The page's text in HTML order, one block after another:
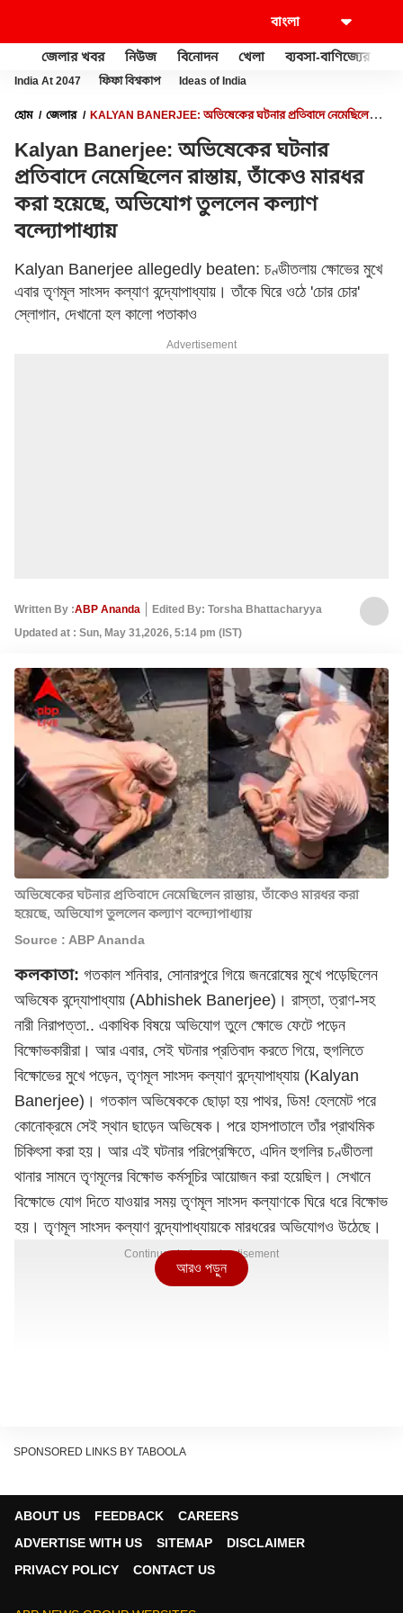
জেলার খবর নিউজ বিনোদন খেলা ব্যবসা-বাণিজ্যের
India At 2047 ফিফা বিশ্বকাপ Ideas of India
হোম জেলার
KALYAN BANERJEE: অভিষেকের ঘটনার প্রতিবাদে নেমেছিলেন
Kalyan Banerjee: অভিষেকের ঘটনার
প্রতিবাদে নেমেছিলেন রাস্তায়, তাঁকেও মারধর
করা হয়েছে, অভিযোগ তুললেন কল্যাণ
বন্দ্যোপাধ্যায়
Kalyan Banerjee allegedly beaten: চণ্ডীতলায় ক্ষোভের মুখে
এবার তৃণমূল সাংসদ কল্যাণ বন্দ্যোপাধ্যায়। তাঁকে ঘিরে ওঠে 'চোর চোর'
স্লোগান, দেখানো হল কালো পতাকাও
Advertisement
Written By :ABP Ananda
Edited By: Torsha Bhattacharyya
Updated at : Sun, May 31,2026, 5:14 pm (IST)
অভিষেকের ঘটনার প্রতিবাদে নেমেছিলেন রাস্তায়, তাঁকেও মারধর করা
হয়েছে, অভিযোগ তুললেন কল্যাণ বন্দ্যোপাধ্যায়
Source : ABP Ananda
কলকাতা: গতকাল শনিবার, সোনারপুরে গিয়ে জনরোষের মুখে পড়েছিলেন
অভিষেক বন্দ্যোপাধ্যায় (Abhishek Banerjee)। রাস্তা, ত্রাণ-সহ
নারী নিরাপত্তা.. একাধিক বিষয়ে অভিযোগ তুলে ক্ষোভে ফেটে পড়েন
বিক্ষোভকারীরা। আর এবার, সেই ঘটনার প্রতিবাদ করতে গিয়ে, হুগলিতে
বিক্ষোভের মুখে পড়েন, তৃণমূল সাংসদ কল্যাণ বন্দ্যোপাধ্যায় (Kalyan
Banerjee)। গতকাল অভিষেককে ছোড়া হয় পাথর, ডিম! হেলমেট পরে
কোনোক্রমে সেই স্থান ছাড়েন অভিষেক। পরে হাসপাতালে তাঁর প্রাথমিক
চিকিৎসা করা হয়। আর এই ঘটনার পরিপ্রেক্ষিতে, এদিন হুগলির চণ্ডীতলা
থানার সামনে তৃণমূলের বিক্ষোভ কর্মসূচির আয়োজন করা হয়েছিল। সেখানে
বিক্ষোভে যোগ দিতে যাওয়ার সময় তৃণমূল সাংসদ কল্যাণকে ঘিরে ধরে বিক্ষোভ
হয়। তৃণমূল সাংসদ কল্যাণ বন্দ্যোপাধ্যায়কে মারধরের অভিযোগও উঠেছে।
Continues below advertisement
আরও পড়ুন
SPONSORED LINKS BY TABOOLA
ABOUT US FEEDBACK
CAREERS
ADVERTISE WITH US
SITEMAP
DISCLAIMER
PRIVACY POLICY
CONTACT US